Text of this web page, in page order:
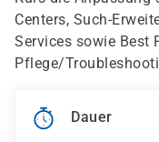
Centers, Such-
Services sowie Best
Pflege/
Dauer